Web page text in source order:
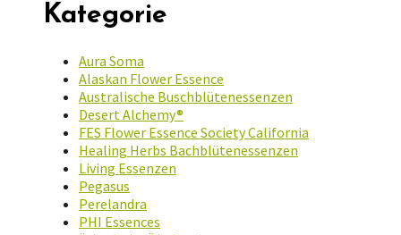
Kategorie
Aura Soma
Alaskan Flower Essence
Australische Buschblütenessenzen
Desert Alchemy®
FES Flower Essence Society California
Healing Herbs Bachblütenessenzen
Living Essenzen
Pegasus
Perelandra
PHI Essences